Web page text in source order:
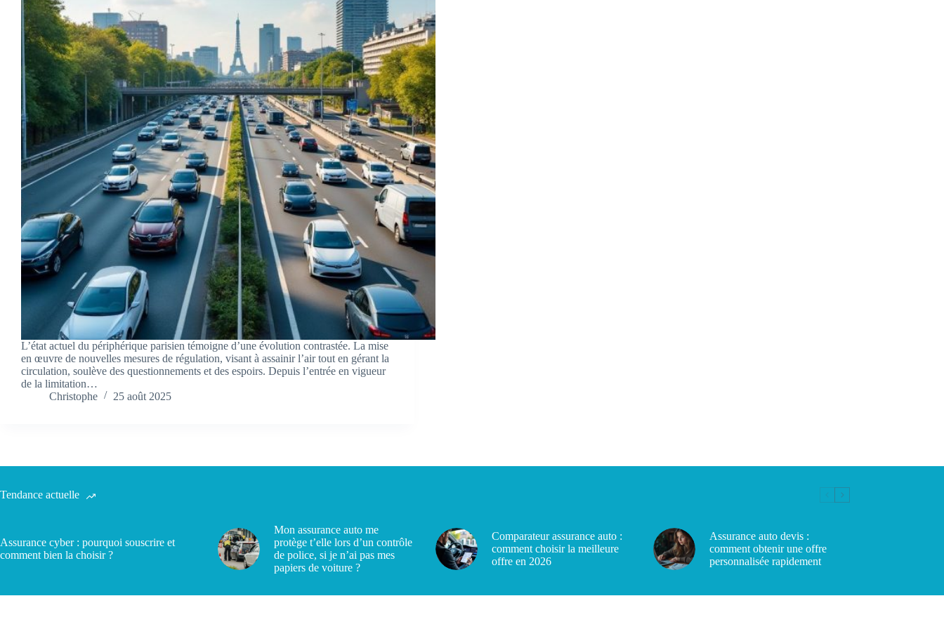
L’état actuel du périphérique parisien témoigne d’une évolution contrastée. La mise
en œuvre de nouvelles mesures de régulation, visant à assainir l’air tout en gérant la
circulation, soulève des questionnements et des espoirs. Depuis l’entrée en vigueur
de la limitation…
Christophe
25 août 2025
Tendance actuelle
Assurance cyber : pourquoi souscrire et
comment bien la choisir ?
Mon assurance auto me
protège t’elle lors d’un contrôle
de police, si je n’ai pas mes
papiers de voiture ?
Comparateur assurance auto :
comment choisir la meilleure
offre en 2026
Assurance auto devis :
comment obtenir une offre
personnalisée rapidement